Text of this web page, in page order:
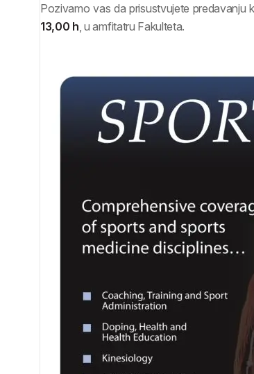
Pozivamo vas da prisustvujete predavanju
13,00 h , u amfitatru Fakulteta.